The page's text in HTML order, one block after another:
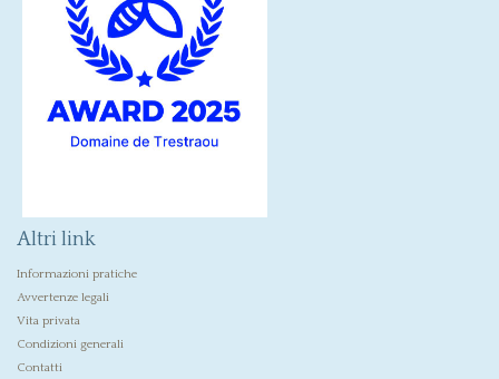
Altri link
Informazioni pratiche
Avvertenze legali
Vita privata
Condizioni generali
Contatti